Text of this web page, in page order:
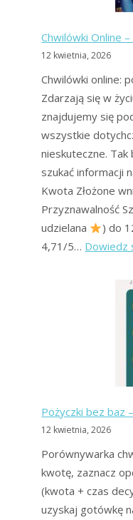
Chwilówki Online
12 kwietnia, 2026
Chwilówki online:
Zdarzają się w
znajdujemy się
wszystkie
nieskuteczne. Tak
szukać informacji
Kwota Złożone
Przyznawalność
udzielana
) do
4,71/5… Dowiedz
Pożyczki bez baz
12 kwietnia, 2026
Porównywarka
kwotę, zaznacz
(kwota + czas
uzyskaj gotówkę